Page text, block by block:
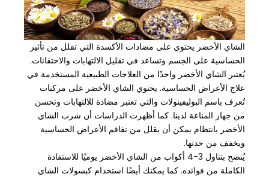
الشاي الأخضر يحتوي على مضادات الأكسدة التي تقلل من تأثير
الحساسية على الجسم وتساعد في تقليل الالتهابات والاحتقانات.
يُعتبر الشاي الأخضر واحدًا من العلاجات الطبيعية المستخدمة في
علاج الأعراض الحساسية. يحتوي الشاي الأخضر على مركبات
تُعرف باسم البوليفينولات والتي تعتبر مضادة للالتهابات وتحسن
من جهاز المناعة لدينا. كما أظهرت الدراسات أن شرب الشاي
الأخضر بانتظام يمكن أن يقلل من تفاقم الأعراض الحساسية
ويخفف من حدتها.
يُنصح بتناول 3-4 أكواب من الشاي الأخضر يوميًا للاستفادة
الكاملة من فوائده. كما يمكنك أيضًا استخدام كبسولات الشاي